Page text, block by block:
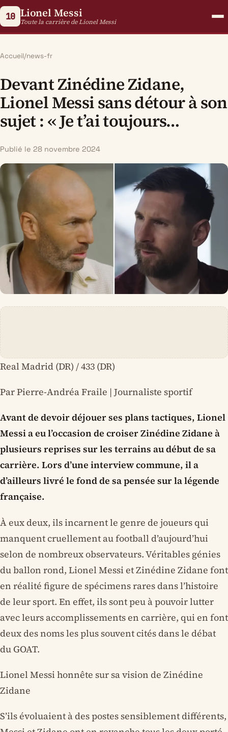
10 Lionel Messi
Toute la carrière de Lionel Messi
Accueil/news-fr
Devant Zinédine Zidane,
Lionel Messi sans détour à son
sujet : « Je t’ai toujours…
Publié le 28 novembre 2024
Real Madrid (DR) / 433 (DR)
Par Pierre-Andréa Fraile | Journaliste sportif
Avant de devoir déjouer ses plans tactiques, Lionel
Messi a eu l’occasion de croiser Zinédine Zidane à
plusieurs reprises sur les terrains au début de sa
carrière. Lors d’une interview commune, il a
d’ailleurs livré le fond de sa pensée sur la légende
française.
À eux deux, ils incarnent le genre de joueurs qui
manquent cruellement au football d’aujourd’hui
selon de nombreux observateurs. Véritables génies
du ballon rond, Lionel Messi et Zinédine Zidane font
en réalité figure de spécimens rares dans l’histoire
de leur sport. En effet, ils sont peu à pouvoir lutter
avec leurs accomplissements en carrière, qui en font
deux des noms les plus souvent cités dans le débat
du GOAT.
Lionel Messi honnête sur sa vision de Zinédine
Zidane
S’ils évoluaient à des postes sensiblement différents,